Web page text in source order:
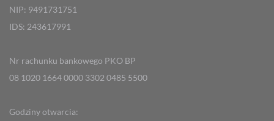
NIP: 9491731751
IDS: 243617991
Nr rachunku bankowego PKO BP
08 1020 1664 0000 3302 0485 5500
Godziny otwarcia: